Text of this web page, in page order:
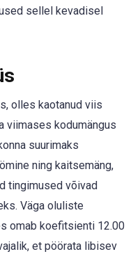
sellel kevadisel
olles kaotanud viis
viimases kodumängus
suurimaks
ning kaitsemäng,
tingimused võivad
Väga oluliste
omab koefitsienti 12.00
et pöörata libisev